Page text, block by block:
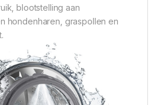
blootstelling aan
hondenharen, graspollen en